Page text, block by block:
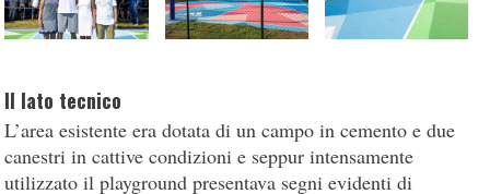
Il lato tecnico
L’area esistente era dotata di un campo in cemento e due
canestri in cattive condizioni e seppur intensamente
utilizzato il playground presentava segni evidenti di